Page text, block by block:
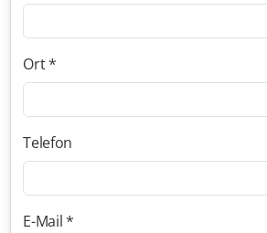
Ort *
Telefon
E-Mail *